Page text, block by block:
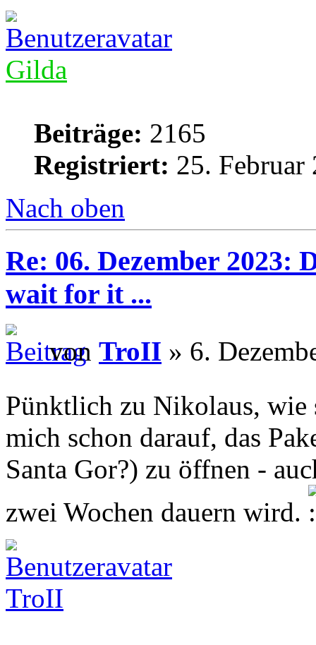
Gilda
Beiträge: 2165
Registriert: 25. Februar
Nach oben
Re: 06. Dezember 2023:
wait for it ...
von TroII » 6.
Pünktlich zu Nikolaus,
mich schon darauf, das
Santa Gor?) zu öffnen -
zwei Wochen dauern wird.
TroII